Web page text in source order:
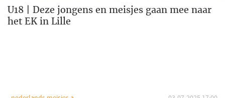
U18 | Deze jongens en meisjes gaan mee naar
het EK in Lille